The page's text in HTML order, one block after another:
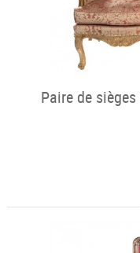
Paire de